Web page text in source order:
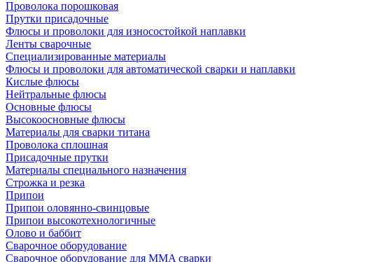
Проволока порошковая
Прутки присадочные
Флюсы и проволоки для износостойкой наплавки
Ленты сварочные
Специализированные материалы
Флюсы и проволоки для автоматической сварки и наплавки
Кислые флюсы
Нейтральные флюсы
Основные флюсы
Высокоосновные флюсы
Материалы для сварки титана
Проволока сплошная
Присадочные прутки
Материалы специального назначения
Строжка и резка
Припои
Припои оловянно-свинцовые
Припои высокотехнологичные
Олово и баббит
Сварочное оборудование
Сварочное оборудование для MMA сварки